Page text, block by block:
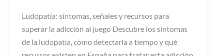
Ludopatía: síntomas, señales y recursos para
superar la adicción al juego Descubre los síntomas
de la ludopatía, cómo detectarla a tiempo y qué
la
adicción
al